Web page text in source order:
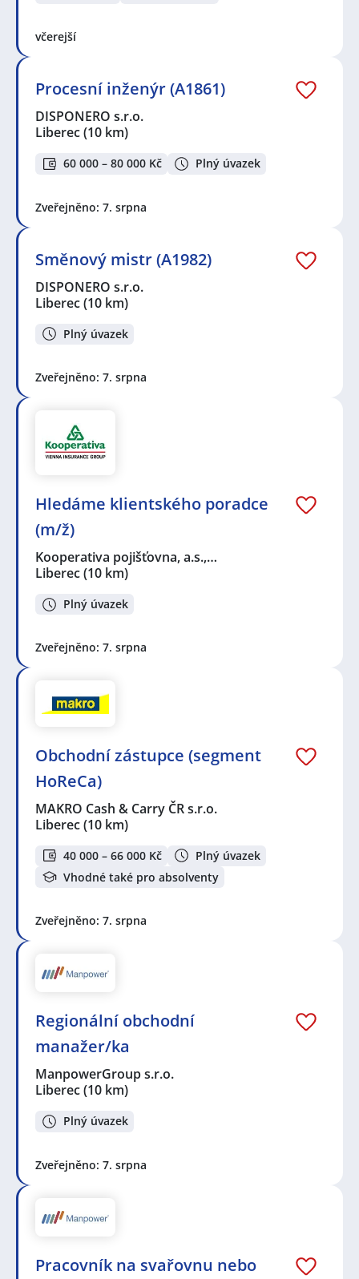
včerejší
Procesní inženýr (A1861)
DISPONERO s.r.o.
Liberec(10 km)
60 000 – 80 000 Kč Plný úvazek
Zveřejněno: 7. srpna
Směnový mistr (A1982)
DISPONERO s.r.o.
Liberec(10 km)
Plný úvazek
Zveřejněno: 7. srpna
Hledáme klientského poradce
(m/ž)
Kooperativa pojišťovna, a.s.,…
Liberec(10 km)
Plný úvazek
Zveřejněno: 7. srpna
Obchodní zástupce (segment
HoReCa)
MAKRO Cash & Carry ČR s.r.o.
Liberec(10 km)
40 000 – 66 000 Kč
Plný úvazek
Vhodné také pro absolventy
Zveřejněno: 7. srpna
Regionální obchodní
manažer/ka
ManpowerGroup s.r.o.
Liberec(10 km)
Plný úvazek
Zveřejněno: 7. srpna
Pracovník na svařovnu nebo